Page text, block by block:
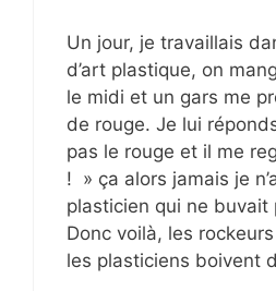
Un jour, je travaillais
d’art plastique, on
le midi et un gars me
de rouge. Je lui
pas le rouge et il me
! » ça alors jamais je
plasticien qui ne
Donc voilà, les
les plasticiens boivent